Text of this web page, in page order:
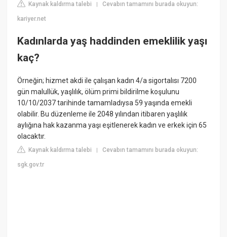
Kaynak kaldırma talebi |Cevabın tamamını burada okuyun:
kariyer.net
Kadınlarda yaş haddinden emeklilik yaşı
kaç?
Örneğin; hizmet akdi ile çalışan kadın 4/a sigortalısı 7200
gün malullük, yaşlılık, ölüm primi bildirilme koşulunu
10/10/2037 tarihinde tamamladıysa 59 yaşında emekli
olabilir. Bu düzenleme ile 2048 yılından itibaren yaşlılık
aylığına hak kazanma yaşı eşitlenerek kadın ve erkek için 65
olacaktır.
Kaynak kaldırma talebi |Cevabın tamamını burada okuyun:
sgk.gov.tr